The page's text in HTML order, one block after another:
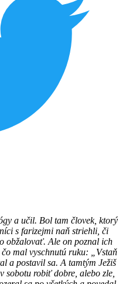
a učil. Bol tam človek, ktorý
s farizejmi naň striehli, či
obžalovať. Ale on poznal ich
mal vyschnutú ruku: „Vstaň
a postavil sa. A tamtým Ježiš
sobotu robiť dobre, alebo zle,